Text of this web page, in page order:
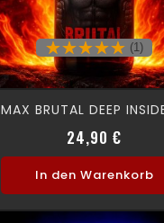
(1)
24,90 €
In den Warenkorb